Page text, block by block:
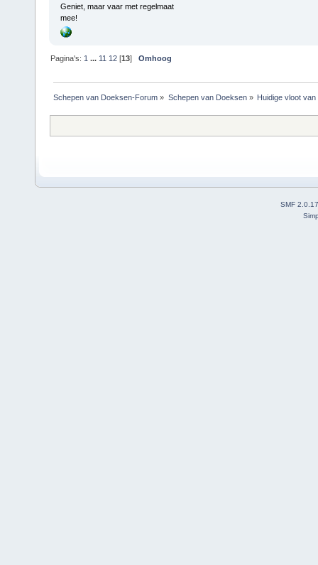
Geniet, maar vaar met regelmaat
mee!
Pagina's: 1 ... 11 12 [13]Omhoog
Schepen van Doeksen-Forum » Schepen van Doeksen» Huidige vloot
SMF 2.0.17